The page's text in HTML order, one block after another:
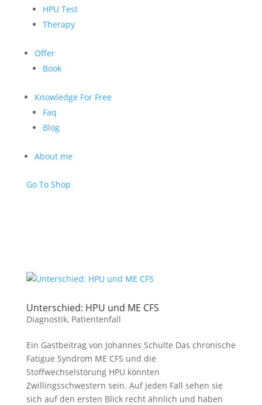
HPU Test
Therapy
Offer
Book
Knowledge For Free
Faq
Blog
About me
Go To Shop
Unterschied: HPU und ME CFS
Diagnostik, Patientenfall
Ein Gastbeitrag von Johannes Schulte Das chronische
Fatigue Syndrom ME CFS und die
Stoffwechselstörung HPU könnten
Zwillingsschwestern sein. Auf jeden Fall sehen sie
sich auf den ersten Blick recht ähnlich und haben